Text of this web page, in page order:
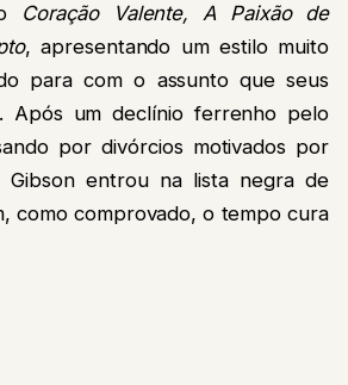
Coração Valente, A Paixão de
, apresentando um estilo muito
para com o assunto que seus
Após um declínio ferrenho pelo
por divórcios motivados por
Gibson entrou na lista negra de
como comprovado, o tempo cura